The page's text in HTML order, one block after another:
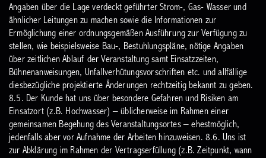
Angaben über die Lage verdeckt geführter Strom-, Gas- Wasser und
ähnlicher Leitungen zu machen sowie die Informationen zur
Ermöglichung einer ordnungsgemäßen Ausführung zur Verfügung zu
stellen, wie beispielsweise Bau-, Bestuhlungspläne, nötige Angaben
über zeitlichen Ablauf der Veranstaltung samt Einsatzzeiten,
Bühnenanweisungen, Unfallverhütungsvorschriften etc. und allfällige
diesbezügliche projektierte Änderungen rechtzeitig bekannt zu geben.
8.5. Der Kunde hat uns über besondere Gefahren und Risiken am
Einsatzort (z.B. Hochwasser) – üblicherweise im Rahmen einer
gemeinsamen Begehung des Veranstaltungsortes – ehestmöglich,
jedenfalls aber vor Aufnahme der Arbeiten hinzuweisen. 8.6. Uns ist
zur Abklärung im Rahmen der Vertragserfüllung (z.B. Zeitpunkt, wann